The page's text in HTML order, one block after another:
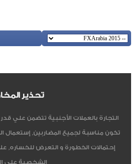
تحذير
التجارة بالعملات الأجنبية تتضمن علي
تكون مناسبة لجميع المضاربين, إستعمال
إحتمالات الخطورة و التعرض للخساره,
الشخصية على